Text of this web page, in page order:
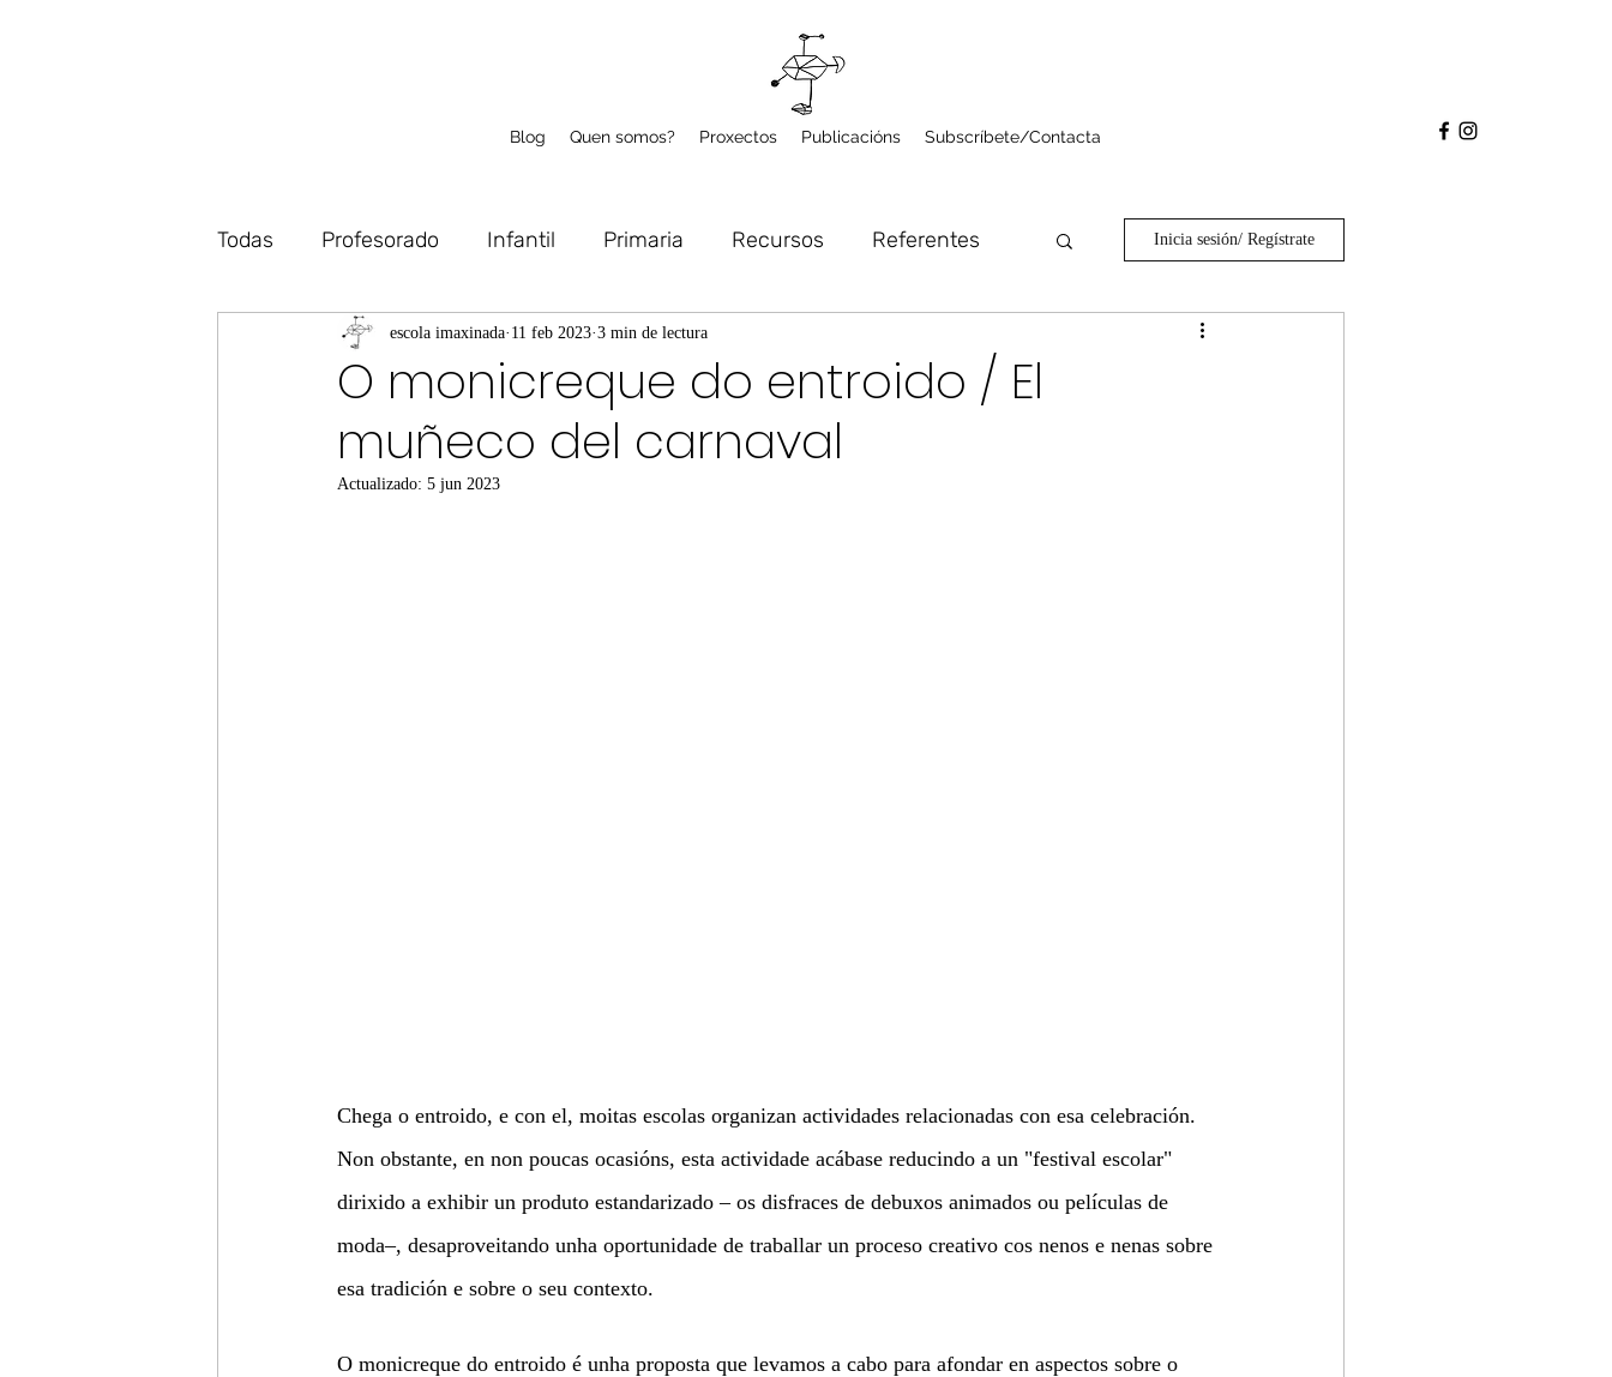
Blog Quen somos? Proxectos Publicacións Subscríbete/Contacta
Todas Profesorado Infantil Primaria Recursos Referentes
Deseño Volume Microproxectos
Inicia sesión/ Regístrate
O monicreque do entroido / El
muñeco del carnaval
escola imaxinada 11 feb 2023 3 min de lectura
Actualizado: 5 jun 2023
Chega o entroido, e con el, moitas escolas organizan actividades relacionadas con esa celebración.
Non obstante, en non poucas ocasións, esta actividade acábase reducindo a un "festival escolar"
dirixido a exhibir un produto estandarizado – os disfraces de debuxos animados ou películas de
moda–, desaproveitando unha oportunidade de traballar un proceso creativo cos nenos e nenas sobre
esa tradición e sobre o seu contexto.
O monicreque do entroido é unha proposta que levamos a cabo para afondar en aspectos sobre o